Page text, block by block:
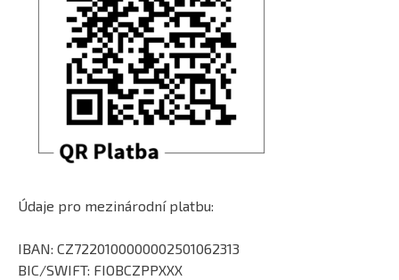
Údaje pro mezinárodní platbu:
IBAN: CZ7220100000002501062313
BIC/SWIFT: FIOBCZPPXXX